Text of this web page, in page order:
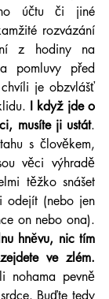
účtu či jiné
rozvázání
z hodiny na
pomluvy před
je obzvlášť
I když jde o
musíte ji ustát.
s člověkem,
věci výhradě
těžko snášet
odejít (nebo jen
hněvu, nic tím
ve zlém.
nohama pevně
Buďte tedy